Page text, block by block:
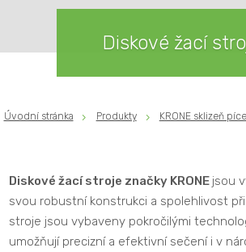
Diskové žací
Úvodní stránka Produkty KRONE sklizeň píce
Diskové žací stroje značky KRONE jsou
svou robustní konstrukci a spolehlivost
stroje jsou vybaveny pokročilými
umožňují precizní a efektivní sečení i v